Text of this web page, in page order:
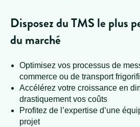
Disposez du TMS le plus
du marché
Optimisez vos processus de
commerce ou de transport
Accélérez votre croissance en
drastiquement vos coûts
Profitez de l’expertise d’une
projet